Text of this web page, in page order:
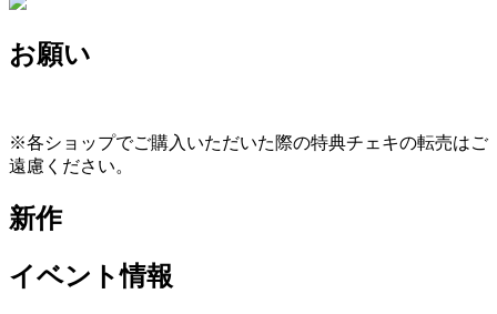
お願い
※各ショップでご購入いただいた際の特典チェキの転売はご
遠慮ください。
新作
イベント情報